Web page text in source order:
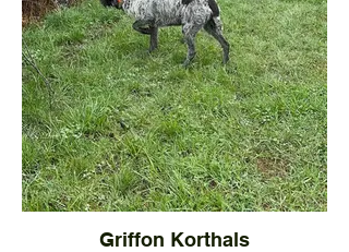
Griffon Korthals